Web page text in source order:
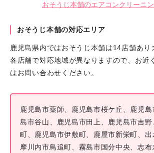
おそうじ本舗のエアコンクリーニ
おそうじ本舗の対応エリア
鹿児島県内ではおそうじ本舗は14店舗あり
各店舗で対応地域が異なりますので、お近
はお問い合わせください。
鹿児島市薬師、鹿児島市桜ケ丘、鹿児
島市谷山、鹿児島市田上、鹿児島市吉野
町、鹿児島市伊敷町、鹿屋市新栄町、
摩川内市鳥追町、霧島市国分中央、志